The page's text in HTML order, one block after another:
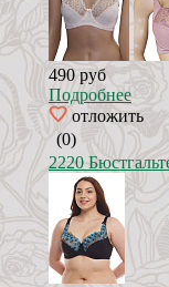
490 руб
Подробнее
отложить
(0)
2220